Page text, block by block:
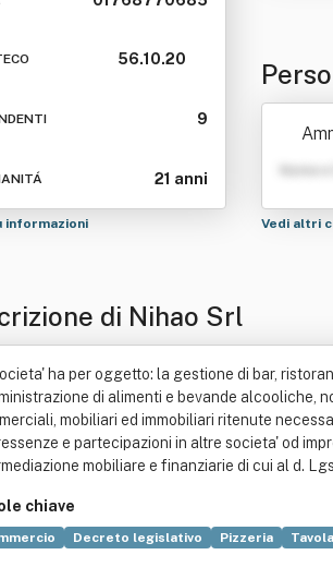
56.10.20
9
21 anni
informazioni
Nome e
Vedi altri
di Nihao Srl
ha per oggetto: la gestione di bar,
di alimenti e bevande alcooliche,
mobiliari ed immobiliari ritenute
e partecipazioni in altre societa' od
mobiliare e finanziarie di cui al d.
chiave
Decreto legislativo Pizzeria